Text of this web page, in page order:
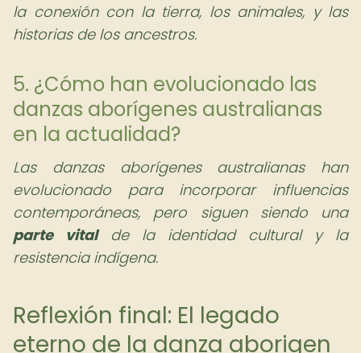
la conexión con la tierra, los animales, y las
historias de los ancestros.
5. ¿Cómo han evolucionado las
danzas aborígenes australianas
en la actualidad?
Las danzas aborígenes australianas han
evolucionado para incorporar influencias
contemporáneas, pero siguen siendo una
parte vitalde la identidad cultural y la
resistencia indígena.
Reflexión final: El legado
eterno de la danza aborigen